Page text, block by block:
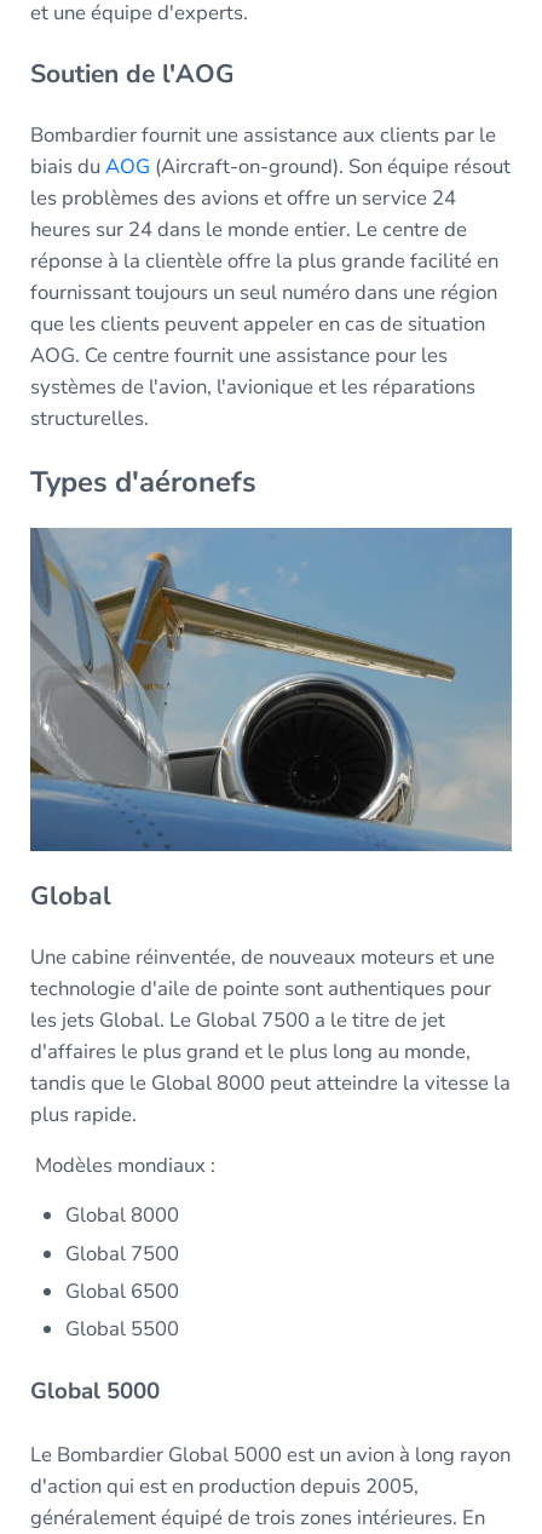
et une équipe d'experts.
Soutien de l'AOG
Bombardier fournit une assistance aux clients par le
biais du AOG (Aircraft-on-ground). Son équipe résout
les problèmes des avions et offre un service 24
heures sur 24 dans le monde entier. Le centre de
réponse à la clientèle offre la plus grande facilité en
fournissant toujours un seul numéro dans une région
que les clients peuvent appeler en cas de situation
AOG. Ce centre fournit une assistance pour les
systèmes de l'avion, l'avionique et les réparations
structurelles.
Types d'aéronefs
Global
Une cabine réinventée, de nouveaux moteurs et une
technologie d'aile de pointe sont authentiques pour
les jets Global. Le Global 7500 a le titre de jet
d'affaires le plus grand et le plus long au monde,
tandis que le Global 8000 peut atteindre la vitesse la
plus rapide.
Modèles mondiaux :
Global 8000
Global 7500
Global 6500
Global 5500
Global 5000
Le Bombardier Global 5000 est un avion à long rayon
d'action qui est en production depuis 2005,
généralement équipé de trois zones intérieures. En